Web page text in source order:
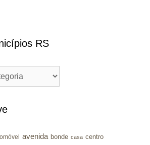
RS
avenida bonde casa centro